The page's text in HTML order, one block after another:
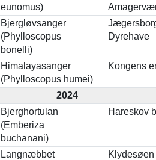
eunomus)
Bjergløvsanger
(Phylloscopus
bonelli)
Dyrehave
Himalayasanger
(Phylloscopus humei)
Kongens
2024
Bjerghortulan
(Emberiza
buchanani)
Hareskov
Langnæbbet
Klydesøen